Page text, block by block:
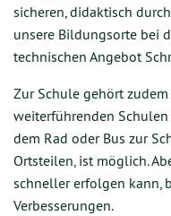
sicheren, didaktisch
unsere Bildungsorte bei
technischen Angebot
Zur Schule gehört
weiterführenden
dem Rad oder Bus zur
Ortsteilen, ist möglich.
schneller erfolgen kann,
Verbesserungen.